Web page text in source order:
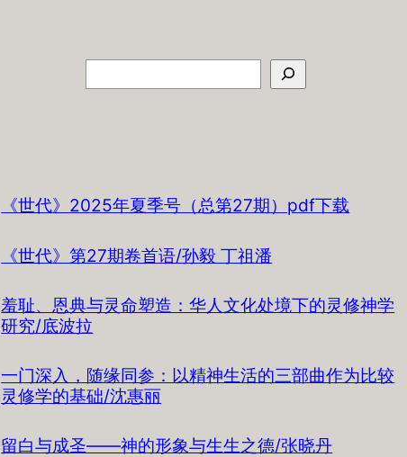
索
《世代》2025年夏季号（总第27期）pdf下载
《世代》第27期卷首语/孙毅 丁祖潘
羞耻、恩典与灵命塑造：华人文化处境下的灵修神学
研究/底波拉
一门深入，随缘同参：以精神生活的三部曲作为比较
灵修学的基础/沈惠丽
留白与成圣——神的形象与生生之德/张晓丹